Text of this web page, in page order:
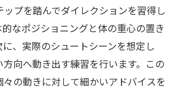
プを踏んでダイレクションを習得し
的なポジショニングと体の重心の置き
、実際のシュートシーンを想定し
向へ動き出す練習を行います。この
々の動きに対して細かいアドバイスを